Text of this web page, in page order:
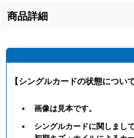
商品詳細
【シングルカードの状態について
画像は見本です。
シングルカードに関しまし